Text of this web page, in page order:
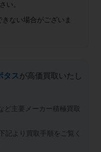
い。
ない場合がございま
タスが高価買取いたし
ど主要メーカー積極買取
記より買取手順をご覧く